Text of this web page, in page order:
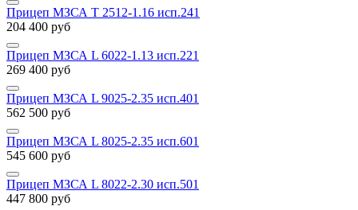
Прицеп МЗСА T 2512-1.16 исп.241
204 400 руб
Прицеп МЗСА L 6022-1.13 исп.221
269 400 руб
Прицеп МЗСА L 9025-2.35 исп.401
562 500 руб
Прицеп МЗСА L 8025-2.35 исп.601
545 600 руб
Прицеп МЗСА L 8022-2.30 исп.501
447 800 руб